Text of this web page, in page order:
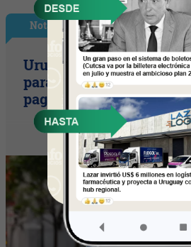
Nota Principal
Uruguay empieza a
para una movilidad
paga si el auto sin